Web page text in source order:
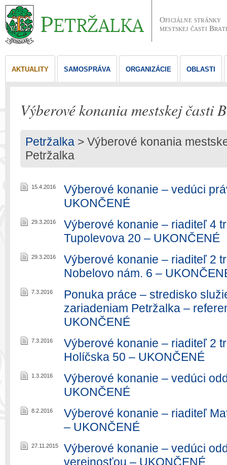
Oficiálne stránky
mestskej časti
AKTUALITY SAMOSPRÁVA ORGANIZÁCIE OBLASTI
Výberové konania mestskej časti
Petržalka > Výberové konania
Petržalka
15.4.2016
Výberové konanie – vedúci
UKONČENÉ
29.3.2016
Výberové konanie – riaditeľ 4
Tupolevova 20 – UKONČENÉ
29.3.2016
Výberové konanie – riaditeľ 2
Nobelovo nám. 6 –
7.3.2016
Ponuka práce – stredisko
zariadeniam Petržalka –
UKONČENÉ
7.3.2016
Výberové konanie – riaditeľ 2
Holíčska 50 – UKONČENÉ
1.3.2016
Výberové konanie – vedúci
UKONČENÉ
8.2.2016
Výberové konanie – riaditeľ
– UKONČENÉ
27.11.2015
Výberové konanie – vedúci
verejnosťou – UKONČENÉ